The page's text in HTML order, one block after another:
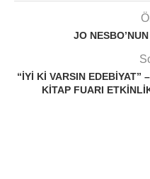
JO
“İYI KI VARSIN EDEBIYAT”
KITAP FUARI